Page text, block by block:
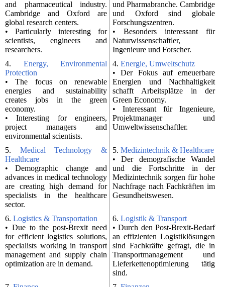
and pharmaceutical industry.
Cambridge and Oxford are
global research centers.
• Particularly interesting for
scientists, engineers and
researchers.
und Pharmabranche. Cambridge
und Oxford sind globale
Forschungszentren.
• Besonders interessant für
Naturwissenschaftler,
Ingenieure und Forscher.
4. Energy, Environmental
Protection
• The focus on renewable
energies and sustainability
creates jobs in the green
economy.
• Interesting for engineers,
project managers and
environmental scientists.
4. Energie, Umweltschutz
• Der Fokus auf erneuerbare
Energien und Nachhaltigkeit
schafft Arbeitsplätze in der
Green Economy.
• Interessant für Ingenieure,
Projektmanager und
Umweltwissenschaftler.
5. Medical Technology &
Healthcare
• Demographic change and
advances in medical technology
are creating high demand for
specialists in the healthcare
sector.
5. Medizintechnik & Healthcare
• Der demografische Wandel
und die Fortschritte in der
Medizintechnik sorgen für hohe
Nachfrage nach Fachkräften im
Gesundheitswesen.
6. Logistics & Transportation
• Due to the post-Brexit need
for efficient logistics solutions,
specialists working in transport
management and supply chain
optimization are in demand.
6. Logistik & Transport
• Durch den Post-Brexit-Bedarf
an effizienten Logistiklösungen
sind Fachkräfte gefragt, die in
Transportmanagement und
Lieferkettenoptimierung tätig
sind.